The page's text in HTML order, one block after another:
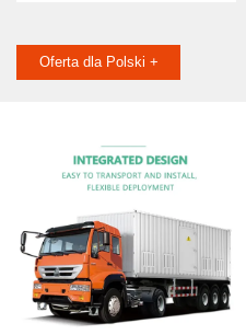
Oferta dla Polski +